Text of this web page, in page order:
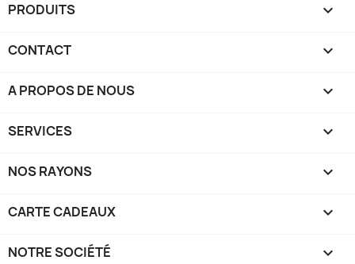
PRODUITS 
CONTACT 
A PROPOS DE NOUS 
SERVICES 
NOS RAYONS 
CARTE CADEAUX 
NOTRE SOCIÉTÉ 